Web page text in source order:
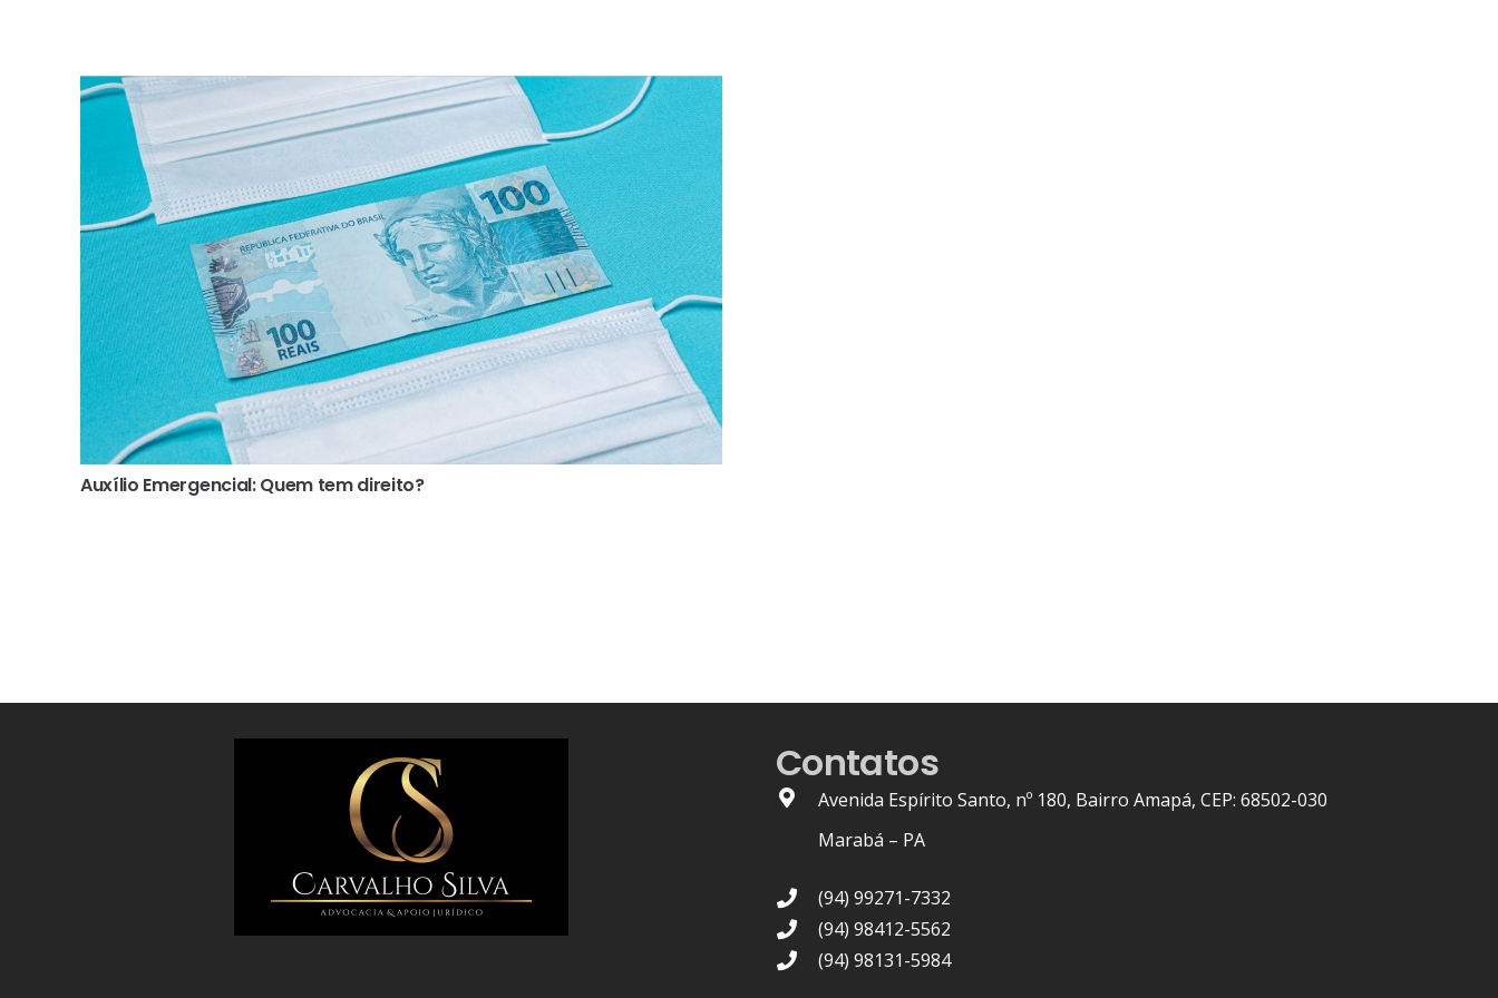
Auxílio Emergencial: Quem tem direito?
Contatos
Avenida Espírito Santo, nº 180, Bairro Amapá, CEP: 68502-030
Marabá – PA
(94) 99271-7332
(94) 98412-5562
(94) 98131-5984